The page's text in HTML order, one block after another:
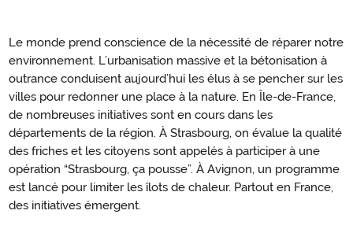
Le monde prend conscience de la nécessité de réparer notre
environnement. L’urbanisation massive et la bétonisation à
outrance conduisent aujourd’hui les élus à se pencher sur les
villes pour redonner une place à la nature. En Île-de-France,
de nombreuses initiatives sont en cours dans les
départements de la région. À Strasbourg, on évalue la qualité
des friches et les citoyens sont appelés à participer à une
opération “Strasbourg, ça pousse”. À Avignon, un programme
est lancé pour limiter les îlots de chaleur. Partout en France,
des initiatives émergent.